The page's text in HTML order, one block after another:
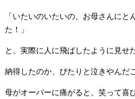
「いたいのいたいの、お母さんに
た！」
と、実際に人に飛ばしたように見せ
納得したのか、ぴたりと泣きやんだ
母がオーバーに痛がると、笑って喜